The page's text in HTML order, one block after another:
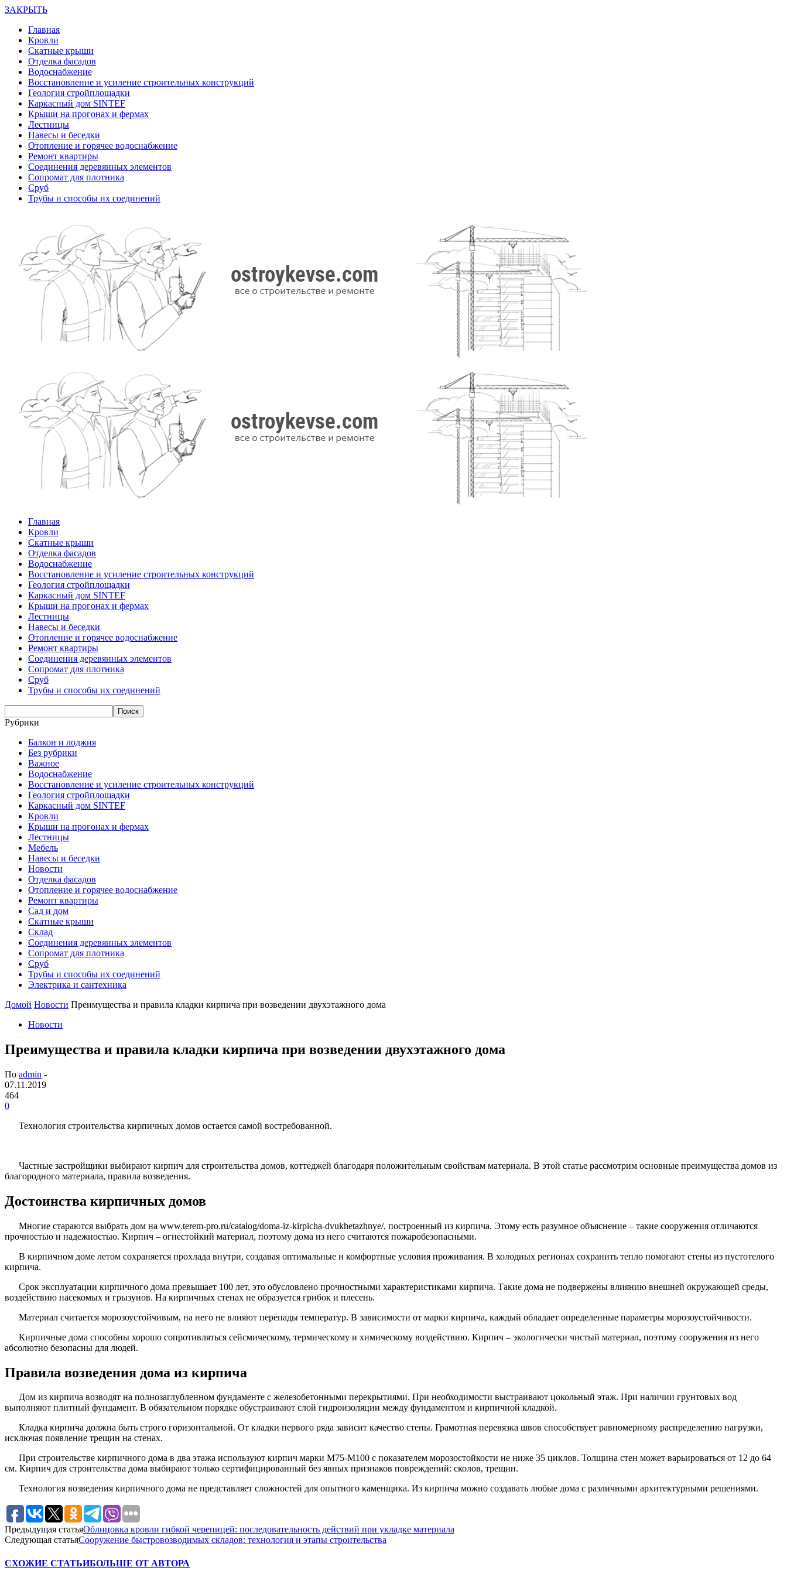
ЗАКРЫТЬ
Главная
Кровли
Скатные крыши
Отделка фасадов
Водоснабжение
Восстановление и усиление строительных конструкций
Геология стройплощадки
Каркасный дом SINTEF
Крыши на прогонах и фермах
Лестницы
Навесы и беседки
Отопление и горячее водоснабжение
Ремонт квартиры
Соединения деревянных элементов
Сопромат для плотника
Сруб
Трубы и способы их соединений
Главная
Кровли
Скатные крыши
Отделка фасадов
Водоснабжение
Восстановление и усиление строительных конструкций
Геология стройплощадки
Каркасный дом SINTEF
Крыши на прогонах и фермах
Лестницы
Навесы и беседки
Отопление и горячее водоснабжение
Ремонт квартиры
Соединения деревянных элементов
Сопромат для плотника
Сруб
Трубы и способы их соединений
Рубрики
Балкон и лоджия
Без рубрики
Важное
Водоснабжение
Восстановление и усиление строительных конструкций
Геология стройплощадки
Каркасный дом SINTEF
Кровли
Крыши на прогонах и фермах
Лестницы
Мебель
Навесы и беседки
Новости
Отделка фасадов
Отопление и горячее водоснабжение
Ремонт квартиры
Сад и дом
Скатные крыши
Склад
Соединения деревянных элементов
Сопромат для плотника
Сруб
Трубы и способы их соединений
Электрика и сантехника
Домой Новости Преимущества и правила кладки кирпича при возведении двухэтажного дома
Новости
Преимущества и правила кладки кирпича при возведении двухэтажного дома
По admin -
07.11.2019
464
0
Технология строительства кирпичных домов остается самой востребованной.
Частные застройщики выбирают кирпич для строительства домов, коттеджей благодаря положительным свойствам материала. В этой статье рассмотрим основные преимущества домов из
благородного материала, правила возведения.
Достоинства кирпичных домов
Многие стараются выбрать дом на www.terem-pro.ru/catalog/doma-iz-kirpicha-dvukhetazhnye/, построенный из кирпича. Этому есть разумное объяснение – такие сооружения отличаются
прочностью и надежностью. Кирпич – огнестойкий материал, поэтому дома из него считаются пожаробезопасными.
В кирпичном доме летом сохраняется прохлада внутри, создавая оптимальные и комфортные условия проживания. В холодных регионах сохранить тепло помогают стены из пустотелого
кирпича.
Срок эксплуатации кирпичного дома превышает 100 лет, это обусловлено прочностными характеристиками кирпича. Такие дома не подвержены влиянию внешней окружающей среды,
воздействию насекомых и грызунов. На кирпичных стенах не образуется грибок и плесень.
Материал считается морозоустойчивым, на него не влияют перепады температур. В зависимости от марки кирпича, каждый обладает определенные параметры морозоустойчивости.
Кирпичные дома способны хорошо сопротивляться сейсмическому, термическому и химическому воздействию. Кирпич – экологически чистый материал, поэтому сооружения из него
абсолютно безопасны для людей.
Правила возведения дома из кирпича
Дом из кирпича возводят на полнозаглубленном фундаменте с железобетонными перекрытиями. При необходимости выстраивают цокольный этаж. При наличии грунтовых вод
выполняют плитный фундамент. В обязательном порядке обустраивают слой гидроизоляции между фундаментом и кирпичной кладкой.
Кладка кирпича должна быть строго горизонтальной. От кладки первого ряда зависит качество стены. Грамотная перевязка швов способствует равномерному распределению нагрузки,
исключая появление трещин на стенах.
При строительстве кирпичного дома в два этажа используют кирпич марки М75-М100 с показателем морозостойкости не ниже 35 циклов. Толщина стен может варьироваться от 12 до 64
см. Кирпич для строительства дома выбирают только сертифицированный без явных признаков повреждений: сколов, трещин.
Технология возведения кирпичного дома не представляет сложностей для опытного каменщика. Из кирпича можно создавать любые дома с различными архитектурными решениями.
Предыдущая статьяОблицовка кровли гибкой черепицей: последовательность действий при укладке материала
Следующая статьяСооружение быстровозводимых складов: технология и этапы строительства
СХОЖИЕ СТАТЬИБОЛЬШЕ ОТ АВТОРА